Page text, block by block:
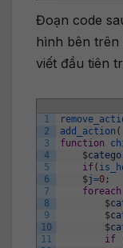
Đoạn code
hình bên trên
viết đầu tiên
1
2
3
4
5
6
7
8
9
10
11
add_action (
function
$
if(
$j=0 ;
foreach
$
$
$
if